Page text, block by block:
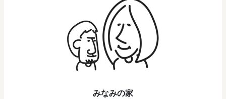
みなみの家